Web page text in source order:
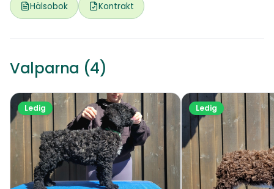
Hälsobok Kontrakt
Valparna (4)
Ledig Ledig